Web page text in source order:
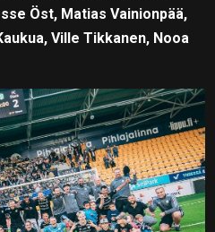
Öst, Matias Vainionpää,
Ville Tikkanen, Nooa